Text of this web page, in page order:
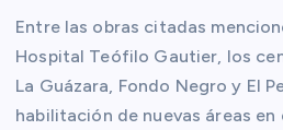
Entre las obras citadas
Hospital Teófilo Gautier, los
La Guázara, Fondo Negro y El
habilitación de nuevas áreas en